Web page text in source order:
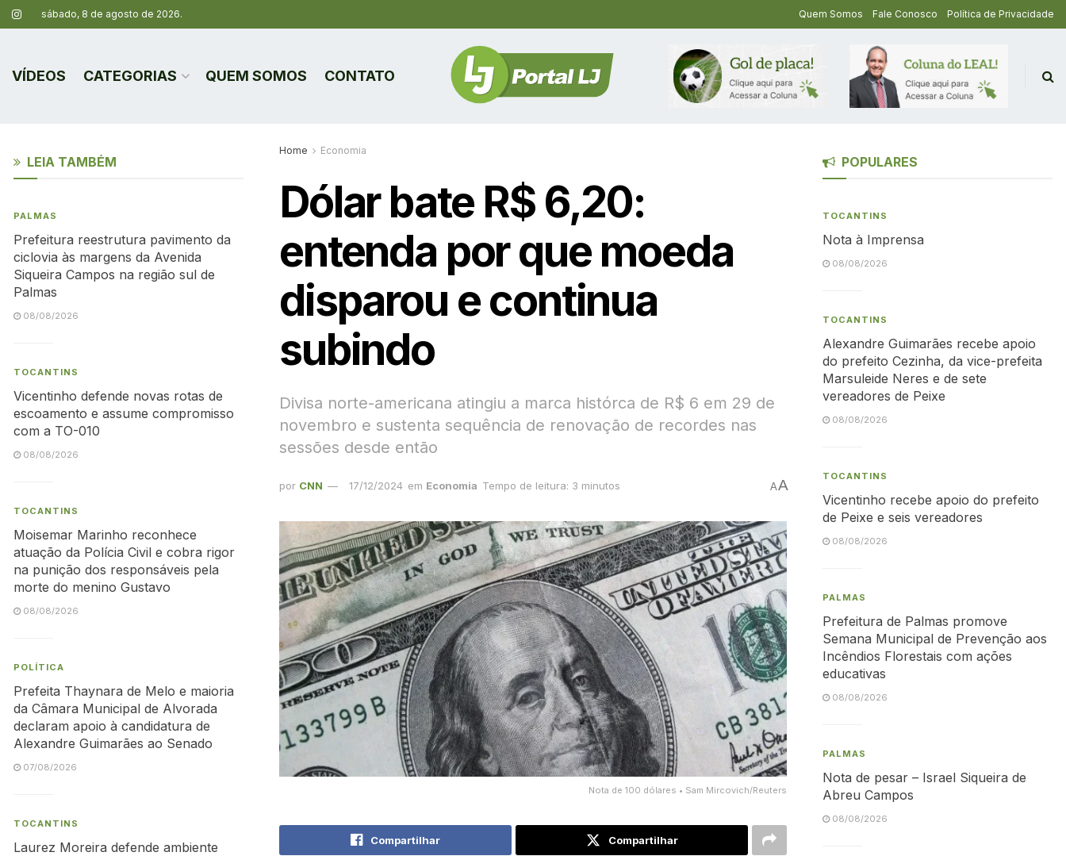
sábado, 8 de agosto de 2026. Quem Somos Fale Conosco Política de Privacidade
VÍDEOS CATEGORIAS QUEM SOMOS CONTATO
Home Economia
Dólar bate R$ 6,20:
entenda por que moeda
disparou e continua
subindo
Divisa norte-americana atingiu a marca histórca de R$ 6 em 29 de
novembro e sustenta sequência de renovação de recordes nas
sessões desde então
por CNN 17/12/2024 em Economia Tempo de leitura: 3 minutos AA
Nota de 100 dólares • Sam Mircovich/Reuters
Compartilhar Compartilhar
LEIA TAMBÉM
PALMAS
Prefeitura reestrutura pavimento da
ciclovia às margens da Avenida
Siqueira Campos na região sul de
Palmas
08/08/2026
TOCANTINS
Vicentinho defende novas rotas de
escoamento e assume compromisso
com a TO-010
08/08/2026
TOCANTINS
Moisemar Marinho reconhece
atuação da Polícia Civil e cobra rigor
na punição dos responsáveis pela
morte do menino Gustavo
08/08/2026
POLÍTICA
Prefeita Thaynara de Melo e maioria
da Câmara Municipal de Alvorada
declaram apoio à candidatura de
Alexandre Guimarães ao Senado
07/08/2026
TOCANTINS
Laurez Moreira defende ambiente
POPULARES
TOCANTINS
Nota à Imprensa
08/08/2026
TOCANTINS
Alexandre Guimarães recebe apoio
do prefeito Cezinha, da vice-prefeita
Marsuleide Neres e de sete
vereadores de Peixe
08/08/2026
TOCANTINS
Vicentinho recebe apoio do prefeito
de Peixe e seis vereadores
08/08/2026
PALMAS
Prefeitura de Palmas promove
Semana Municipal de Prevenção aos
Incêndios Florestais com ações
educativas
08/08/2026
PALMAS
Nota de pesar – Israel Siqueira de
Abreu Campos
08/08/2026